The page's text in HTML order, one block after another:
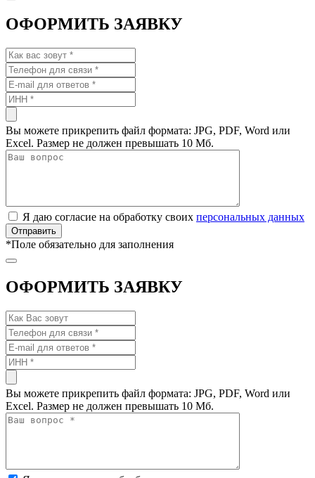
ОФОРМИТЬ ЗАЯВКУ
Вы можете прикрепить файл формата: JPG, PDF, Word или
Excel. Размер не должен превышать 10 Мб.
Я даю согласие на обработку своих персональных данных
*Поле обязательно для заполнения
ОФОРМИТЬ ЗАЯВКУ
Вы можете прикрепить файл формата: JPG, PDF, Word или
Excel. Размер не должен превышать 10 Мб.